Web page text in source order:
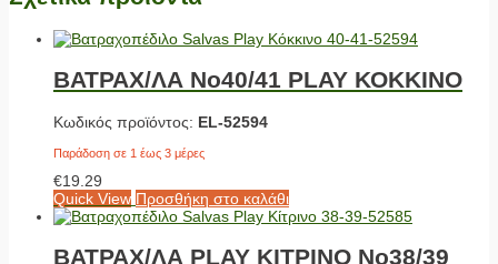
ΒΑΤΡΑΧ/ΛΑ No40/41 PLAY ΚΟΚΚΙΝΟ
Κωδικός προϊόντος: EL-52594
Παράδοση σε 1 έως 3 μέρες
€19.29
Quick View Προσθήκη στο καλάθι
ΒΑΤΡΑΧ/ΛΑ PLAY ΚΙΤΡΙΝΟ No38/39